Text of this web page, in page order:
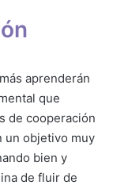
aprenderán
que
de cooperación
un objetivo muy
bien y
de fluir de